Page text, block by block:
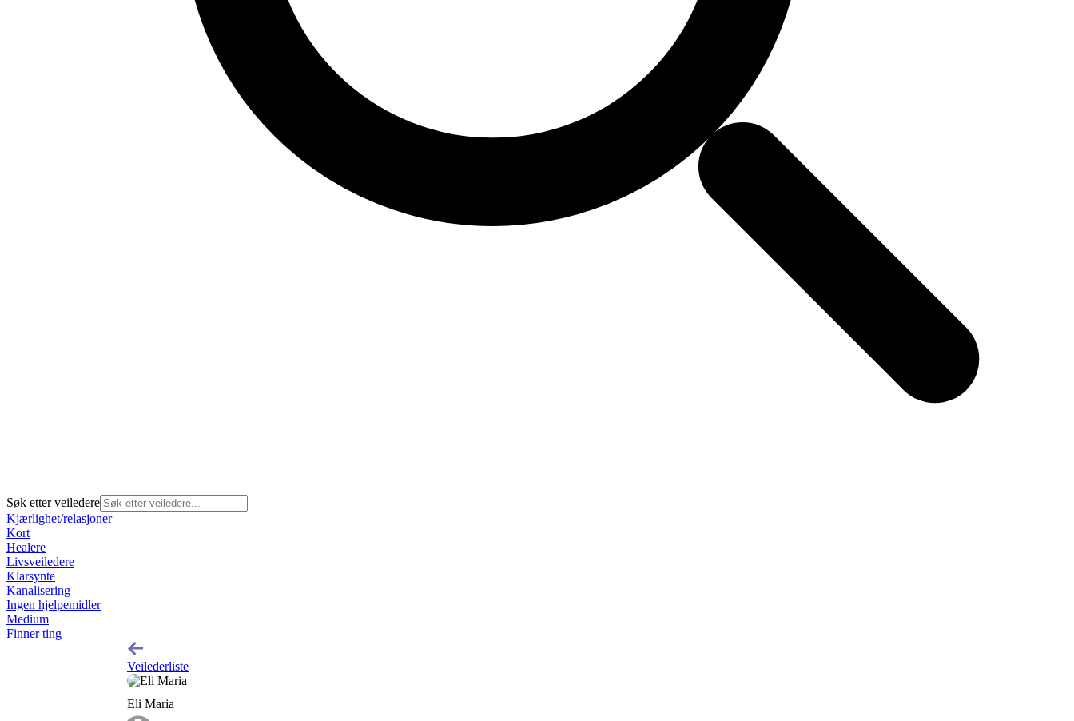
Søk etter veiledere
Kjærlighet/relasjoner
Kort
Healere
Livsveiledere
Klarsynte
Kanalisering
Ingen hjelpemidler
Medium
Finner ting
Veilederliste
Eli Maria